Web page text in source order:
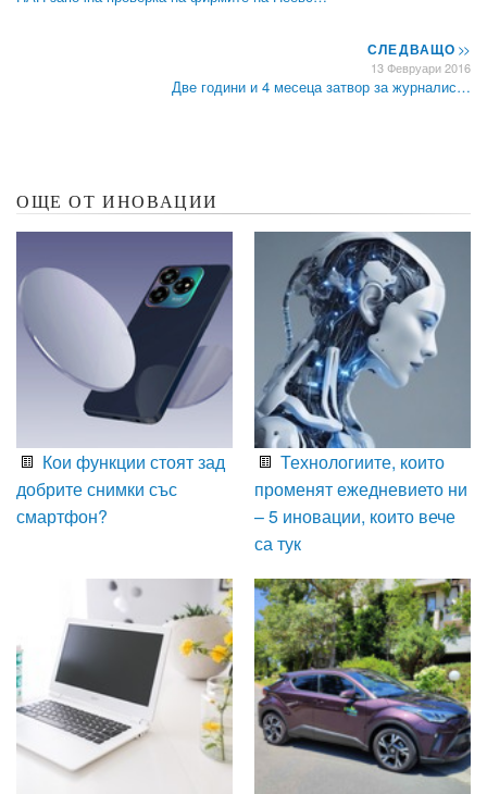
СЛЕДВАЩО>>
13 Февруари 2016
Две години и 4 месеца затвор за журналис…
ОЩЕ ОТ ИНОВАЦИИ
Кои функции стоят зад
добрите снимки със
смартфон?
Технологиите, които
променят ежедневието ни
– 5 иновации, които вече
са тук